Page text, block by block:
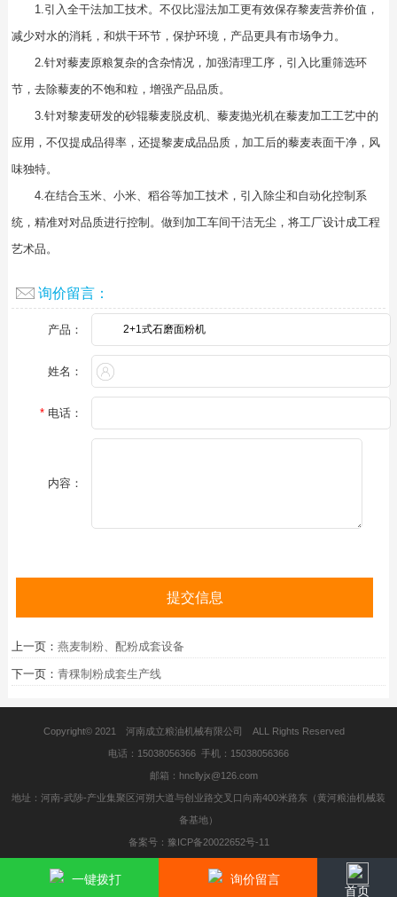
1.引入全干法加工技术。不仅比湿法加工更有效保存黎麦营养价值，
减少对水的消耗，和烘干环节，保护环境，产品更具有市场争力。
2.针对藜麦原粮复杂的含杂情况，加强清理工序，引入比重筛选环
节，去除藜麦的不饱和粒，增强产品品质。
3.针对黎麦研发的砂辊藜麦脱皮机、藜麦抛光机在藜麦加工工艺中的
应用，不仅提成品得率，还提黎麦成品品质，加工后的藜麦表面干净，风
味独特。
4.在结合玉米、小米、稻谷等加工技术，引入除尘和自动化控制系
统，精准对对品质进行控制。做到加工车间干洁无尘，将工厂设计成工程
艺术品。
询价留言：
产品：
姓名：
* 电话：
内容：
上一页：燕麦制粉、配粉成套设备
下一页：青稞制粉成套生产线
Copyright© 2021 河南成立粮油机械有限公司 ALL Rights Reserved
电话：15038056366 手机：15038056366
邮箱：hncllyjx@126.com
地址：河南-武陟-产业集聚区河朔大道与创业路交叉口向南400米路东（黄河粮油机械装
备基地）
备案号：豫ICP备20022652号-11
一键拨打
询价留言
首页